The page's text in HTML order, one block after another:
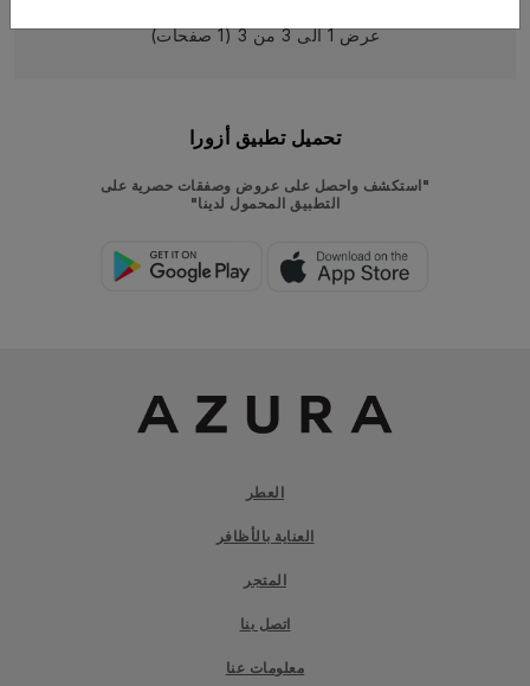
عرض 1 الى 3 من 3 (1 صفحات)
تحميل تطبيق أزورا
"استكشف واحصل على عروض وصفقات حصرية على
التطبيق المحمول لدينا"
العطر
العناية بالأظافر
المتجر
اتصل بنا
معلومات عنا